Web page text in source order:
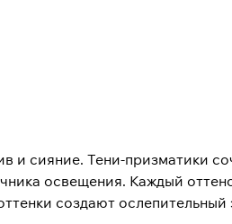
и сияние. Тени-призматики
освещения. Каждый
создают